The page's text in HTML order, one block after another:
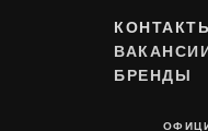
БРЕНДЫ